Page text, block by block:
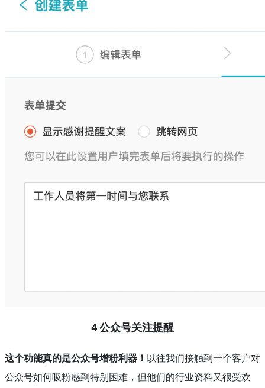
4公众号关注提醒
这个功能真的是公众号增粉利器！ 以往我们接触到一个客户对
公众号如何吸粉感到特别困难，但他们的行业资料又很受欢